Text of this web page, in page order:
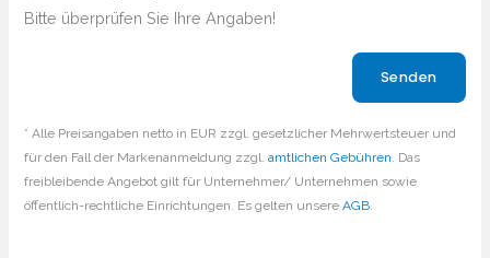
Bitte überprüfen Sie Ihre Angaben!
* Alle Preisangaben netto in EUR zzgl. gesetzlicher Mehrwertsteuer und
für den Fall der Markenanmeldung zzgl.amtlichen Gebühren. Das
freibleibende Angebot gilt für Unternehmer/ Unternehmen sowie
öffentlich-rechtliche Einrichtungen. Es gelten unsereAGB.